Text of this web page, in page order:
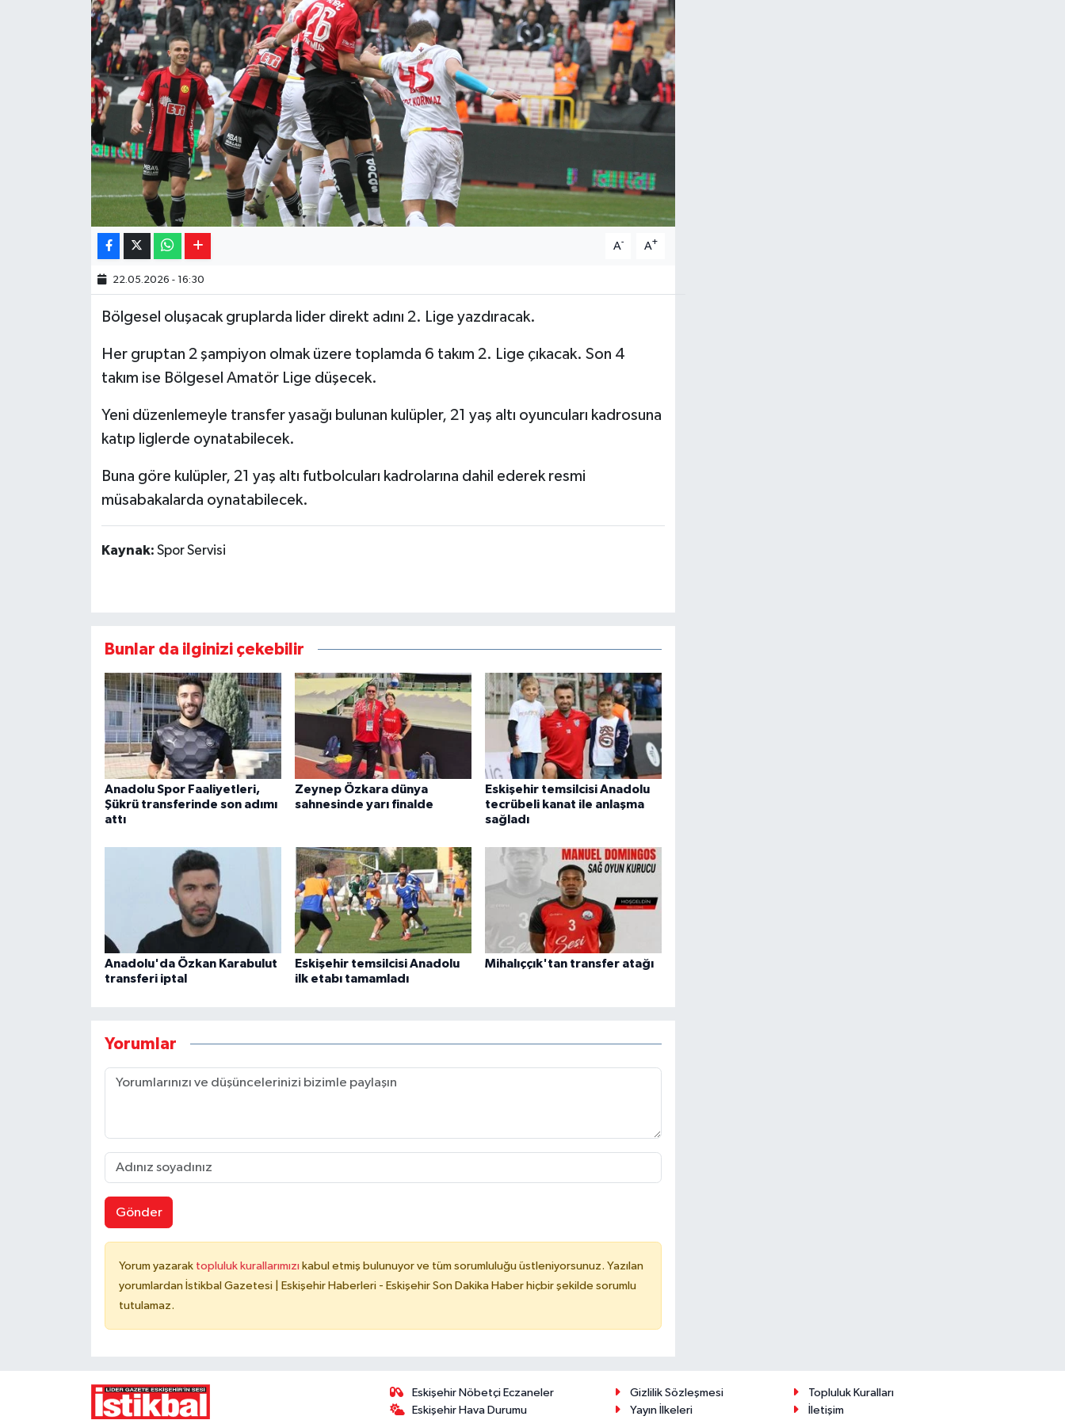
A- A+
22.05.2026 - 16:30
Bölgesel oluşacak gruplarda lider direkt adını 2. Lige yazdıracak.
Her gruptan 2 şampiyon olmak üzere toplamda 6 takım 2. Lige çıkacak. Son 4
takım ise Bölgesel Amatör Lige düşecek.
Yeni düzenlemeyle transfer yasağı bulunan kulüpler, 21 yaş altı oyuncuları kadrosuna
katıp liglerde oynatabilecek.
Buna göre kulüpler, 21 yaş altı futbolcuları kadrolarına dahil ederek resmi
müsabakalarda oynatabilecek.
Kaynak: Spor Servisi
Bunlar da ilginizi çekebilir
Anadolu Spor Faaliyetleri,
Şükrü transferinde son adımı
attı
Zeynep Özkara dünya
sahnesinde yarı finalde
Eskişehir temsilcisi Anadolu
tecrübeli kanat ile anlaşma
sağladı
Anadolu'da Özkan Karabulut
transferi iptal
Eskişehir temsilcisi Anadolu
ilk etabı tamamladı
Mihalıççık'tan transfer atağı
Yorumlar
Gönder
Yorum yazarak topluluk kurallarımızı kabul etmiş bulunuyor ve tüm sorumluluğu üstleniyorsunuz. Yazılan
yorumlardan İstikbal Gazetesi | Eskişehir Haberleri - Eskişehir Son Dakika Haber hiçbir şekilde sorumlu
tutulamaz.
Eskişehir Nöbetçi Eczaneler
Eskişehir Hava Durumu
Gizlilik Sözleşmesi
Topluluk Kuralları
Yayın İlkeleri
İletişim
Resmi ilanlar